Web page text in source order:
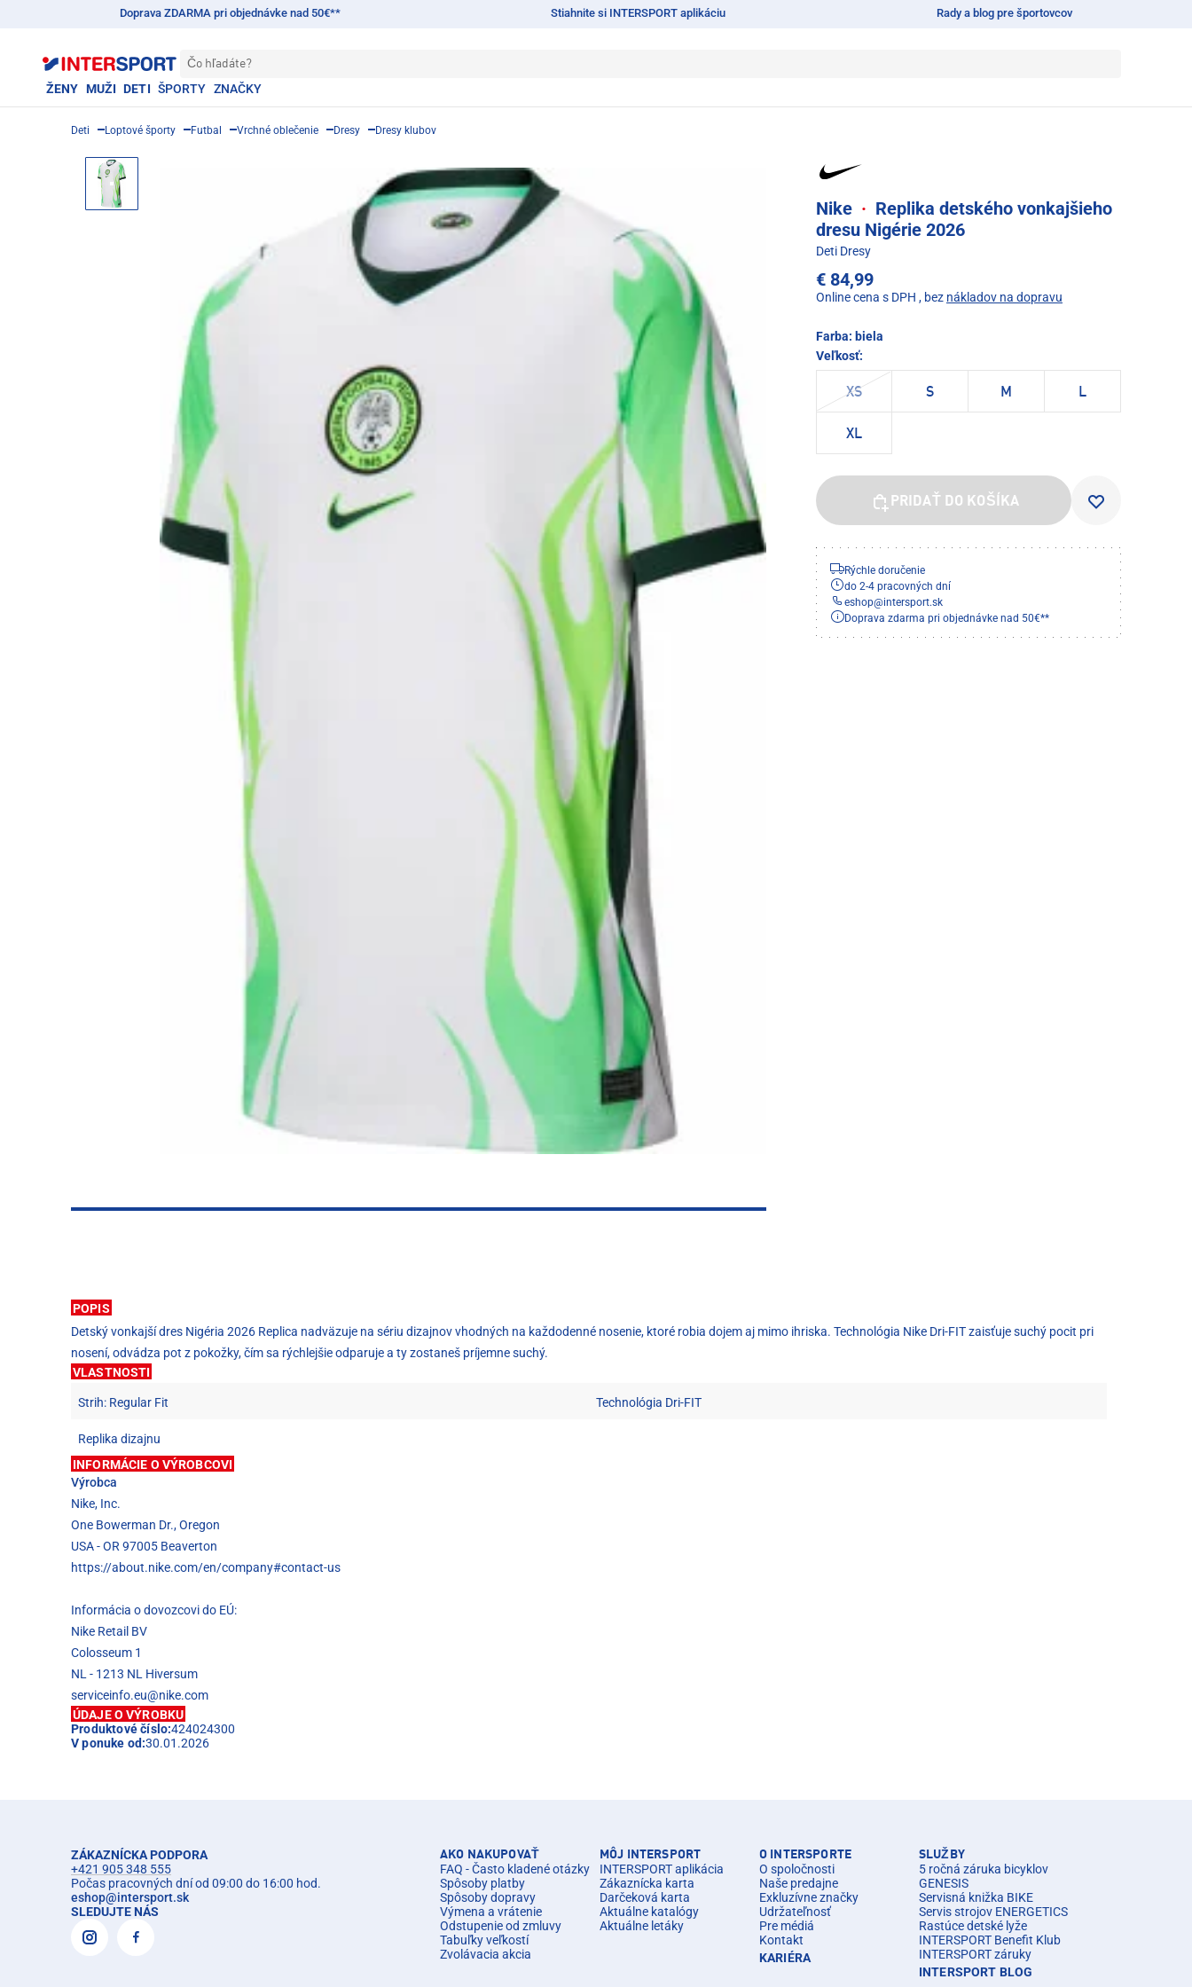
Doprava ZDARMA pri objednávke nad 50€** Stiahnite si INTERSPORT aplikáciu Rady a blog pre športovcov
Čo hľadáte?
ŽENY MUŽI DETI ŠPORTY ZNAČKY
Deti Loptové športy Futbal Vrchné oblečenie Dresy Dresy klubov
Nike · Replika detského vonkajšieho
dresu Nigérie 2026
Deti Dresy
€ 84,99
Online cena s DPH , bez nákladov na dopravu
Farba: biela
Veľkosť:
XS S M L
XL
PRIDAŤ DO KOŠÍKA
Rýchle doručenie
do 2-4 pracovných dní
eshop@intersport.sk
Doprava zdarma pri objednávke nad 50€**
POPIS
Detský vonkajší dres Nigéria 2026 Replica nadväzuje na sériu dizajnov vhodných na každodenné nosenie, ktoré robia dojem aj mimo ihriska. Technológia Nike Dri-FIT zaisťuje suchý pocit pri
nosení, odvádza pot z pokožky, čím sa rýchlejšie odparuje a ty zostaneš príjemne suchý.
VLASTNOSTI
Strih: Regular Fit Technológia Dri-FIT
Replika dizajnu
INFORMÁCIE O VÝROBCOVI
Výrobca
Nike, Inc.
One Bowerman Dr., Oregon
USA - OR 97005 Beaverton
https://about.nike.com/en/company#contact-us
Informácia o dovozcovi do EÚ:
Nike Retail BV
Colosseum 1
NL - 1213 NL Hiversum
serviceinfo.eu@nike.com
ÚDAJE O VÝROBKU
Produktové číslo:424024300
V ponuke od:30.01.2026
ZÁKAZNÍCKA PODPORA
+421 905 348 555
Počas pracovných dní od 09:00 do 16:00 hod.
eshop@intersport.sk
SLEDUJTE NÁS
AKO NAKUPOVAŤ
FAQ - Často kladené otázky
Spôsoby platby
Spôsoby dopravy
Výmena a vrátenie
Odstupenie od zmluvy
Tabuľky veľkostí
Zvolávacia akcia
MÔJ INTERSPORT
INTERSPORT aplikácia
Zákaznícka karta
Darčeková karta
Aktuálne katalógy
Aktuálne letáky
O INTERSPORTE
O spoločnosti
Naše predajne
Exkluzívne značky
Udržateľnosť
Pre médiá
Kontakt
KARIÉRA
SLUŽBY
5 ročná záruka bicyklov
GENESIS
Servisná knižka BIKE
Servis strojov ENERGETICS
Rastúce detské lyže
INTERSPORT Benefit Klub
INTERSPORT záruky
INTERSPORT BLOG